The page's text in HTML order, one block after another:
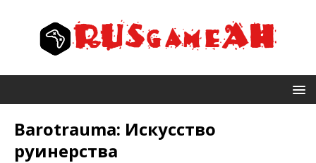
Barotrauma: Искусство
руинерства